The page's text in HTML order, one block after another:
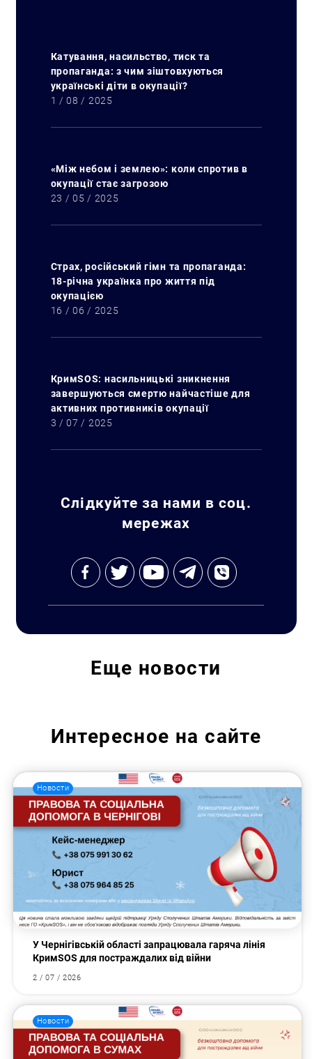
Катування, насильство, тиск та
пропаганда: з чим зіштовхуються
українські діти в окупації?
1 / 08 / 2025
«Між небом і землею»: коли спротив в
окупації стає загрозою
23 / 05 / 2025
Страх, російський гімн та пропаганда:
18-річна українка про життя під
окупацією
16 / 06 / 2025
КримSOS: насильницькі зникнення
завершуються смертю найчастіше для
активних противників окупації
3 / 07 / 2025
Слідкуйте за нами в соц.
мережах
Еще новости
Интересное на сайте
Новости
У Чернігівській області запрацювала гаряча лінія
КримSOS для постраждалих від війни
2 / 07 / 2026
Новости